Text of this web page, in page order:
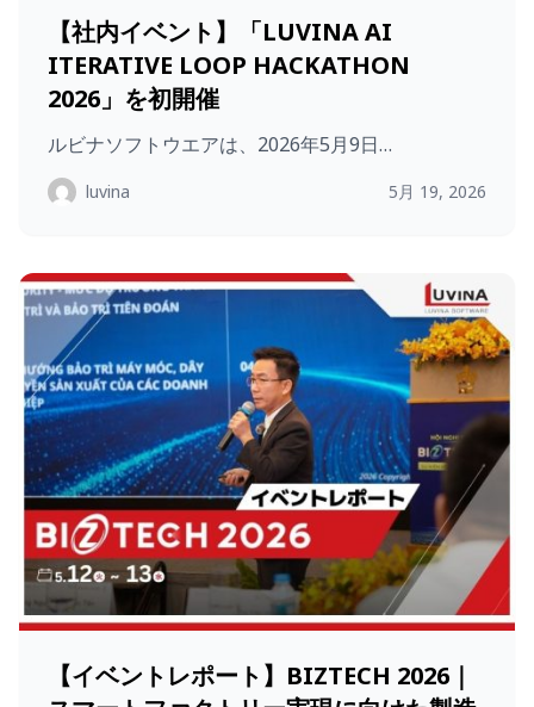
【社内イベント】「LUVINA AI
ITERATIVE LOOP HACKATHON
2026」を初開催
ルビナソフトウエアは、2026年5月9日…
luvina 5月 19, 2026
【イベントレポート】BIZTECH 2026｜